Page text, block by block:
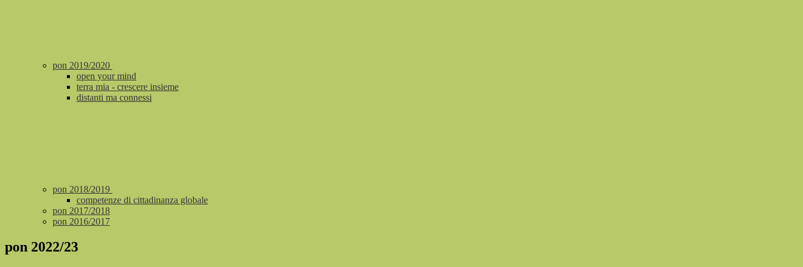
pon 2019/2020
open your mind
terra mia - crescere insieme
distanti ma connessi
pon 2018/2019
competenze di cittadinanza globale
pon 2017/2018
pon 2016/2017
pon 2022/23